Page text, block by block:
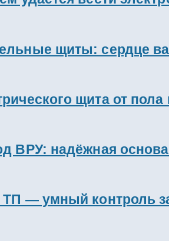
щиты: сердце
щита от
ВРУ: надёжная
— умный контроль